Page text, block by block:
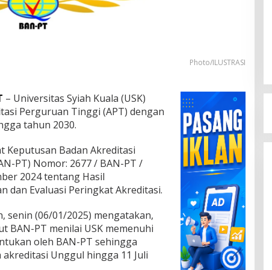
Photo/ILUSTRASI
– Universitas Syiah Kuala (USK)
Perguruan Tinggi (APT) dengan
tahun 2030.
Keputusan Badan Akreditasi
PT) Nomor: 2677 / BAN-PT /
2024 tentang Hasil
dan Evaluasi Peringkat Akreditasi.
senin (06/01/2025) mengatakan,
BAN-PT menilai USK memenuhi
oleh BAN-PT sehingga
Unggul hingga 11 Juli